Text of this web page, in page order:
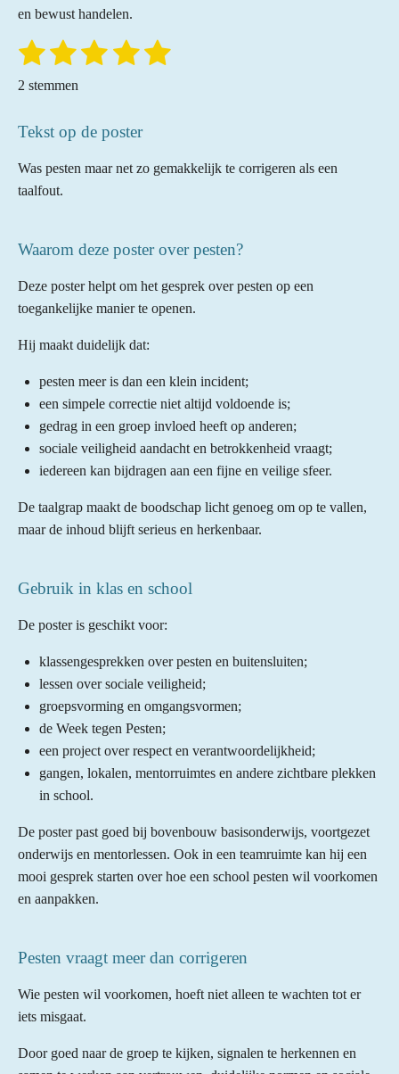
en bewust handelen.
R
t
n
g
:
t
r
r
e
1
s
e
r
2
s
e
r
r
n
3
e
r
n
4
e
r
n
5
e
r
n
S
2 stemmen
Tekst op de poster
Was pesten maar net zo gemakkelijk te corrigeren als een
taalfout.
Waarom deze poster over pesten?
Deze poster helpt om het gesprek over pesten op een
toegankelijke manier te openen.
Hij maakt duidelijk dat:
pesten meer is dan een klein incident;
een simpele correctie niet altijd voldoende is;
gedrag in een groep invloed heeft op anderen;
sociale veiligheid aandacht en betrokkenheid vraagt;
iedereen kan bijdragen aan een fijne en veilige sfeer.
De taalgrap maakt de boodschap licht genoeg om op te vallen,
maar de inhoud blijft serieus en herkenbaar.
Gebruik in klas en school
De poster is geschikt voor:
klassengesprekken over pesten en buitensluiten;
lessen over sociale veiligheid;
groepsvorming en omgangsvormen;
de Week tegen Pesten;
een project over respect en verantwoordelijkheid;
gangen, lokalen, mentorruimtes en andere zichtbare plekken
in school.
De poster past goed bij bovenbouw basisonderwijs, voortgezet
onderwijs en mentorlessen. Ook in een teamruimte kan hij een
mooi gesprek starten over hoe een school pesten wil voorkomen
en aanpakken.
Pesten vraagt meer dan corrigeren
Wie pesten wil voorkomen, hoeft niet alleen te wachten tot er
iets misgaat.
Door goed naar de groep te kijken, signalen te herkennen en